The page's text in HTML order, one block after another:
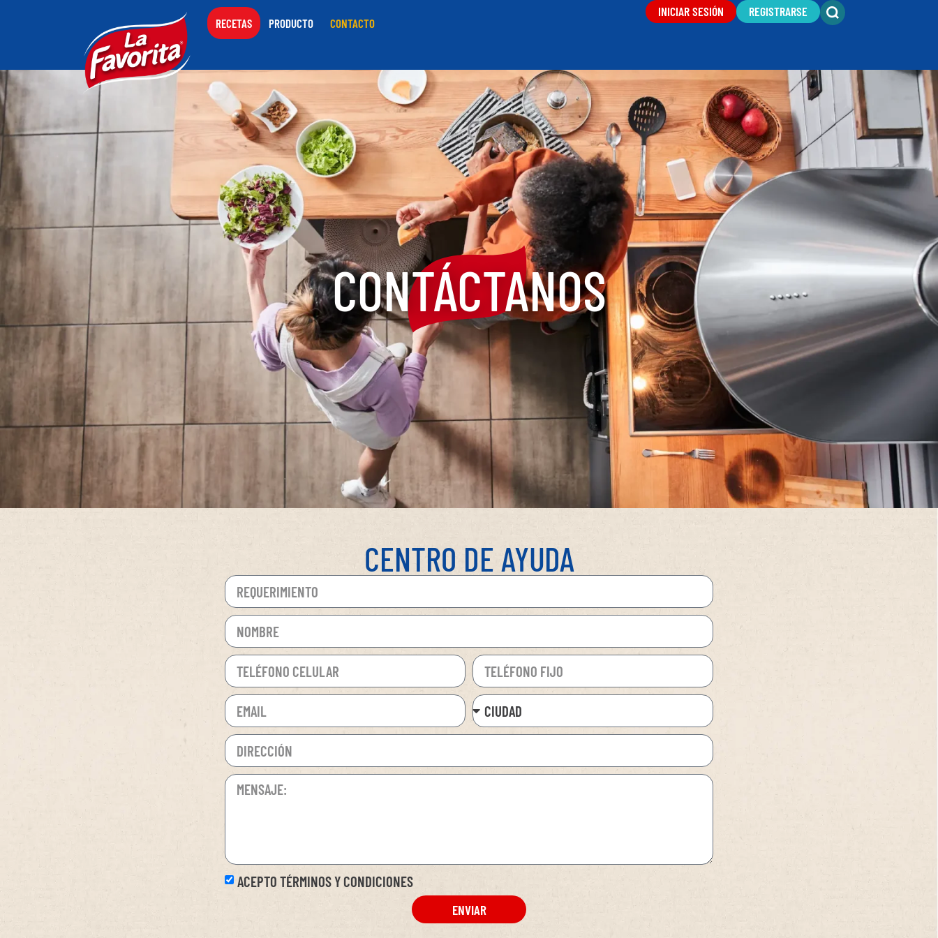
RECETAS PRODUCTO CONTACTO
INICIAR SESIÓN REGISTRARSE
CONTÁCTANOS
CENTRO DE AYUDA
ACEPTO TÉRMINOS Y CONDICIONES
ENVIAR